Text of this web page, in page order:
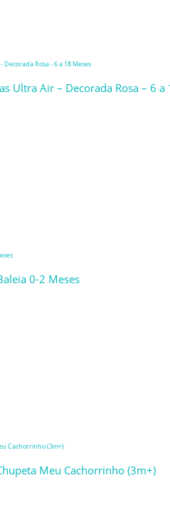
Ultra Air – Decorada Rosa – 6 a
0-2 Meses
Meu Cachorrinho (3m+)